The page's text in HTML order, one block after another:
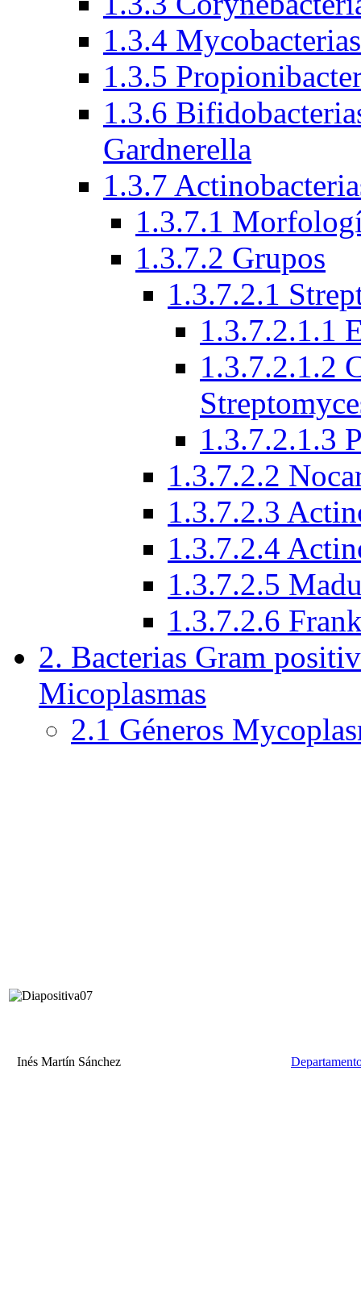
1.3.4
1.3.5
1.3.6
Gardnerella
1.3.7
1.3.7.1
1.3.7.2 Grupos
1.3.7.2.1
1.3.7.2.1.1
1.3.7.2.1.2
1.3.7.2.1.3
1.3.7.2.2
1.3.7.2.3
1.3.7.2.4
1.3.7.2.5
1.3.7.2.6
2. Bacterias Gram
Micoplasmas
2.1 Géneros
Inés Martín Sánchez